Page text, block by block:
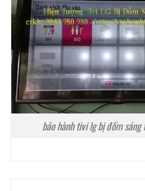
bảo hành tivi lg bị đốm sáng